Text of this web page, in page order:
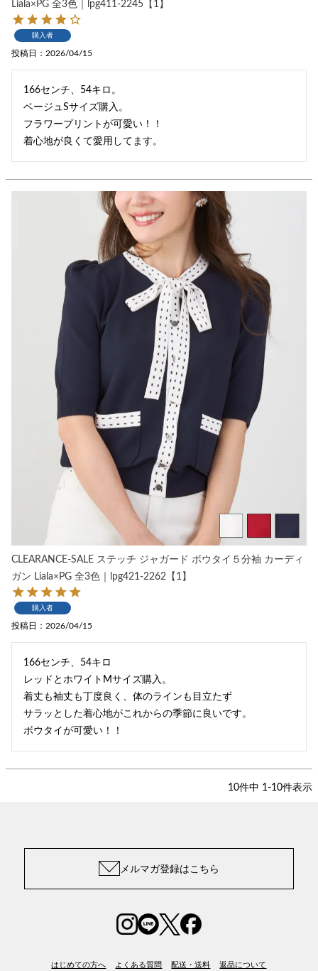
Liala×PG 全3色｜lpg411-2245【1】
購入者
投稿日 2026/04/15
166センチ、54キロ。
ベージュSサイズ購入。
フラワープリントが可愛い！！
着心地が良くて愛用してます。
CLEARANCE-SALE ステッチ ジャガード ボウタイ５分袖 カーディ
ガン Liala×PG 全3色｜lpg421-2262【1】
購入者
投稿日 2026/04/15
166センチ、54キロ
レッドとホワイトMサイズ購入。
着丈も袖丈も丁度良く、体のラインも目立たず
サラッとした着心地がこれからの季節に良いです。
ボウタイが可愛い！！
10件中 1-10件表示
メルマガ登録はこちら
はじめての方へ よくある質問 配送・送料 返品について